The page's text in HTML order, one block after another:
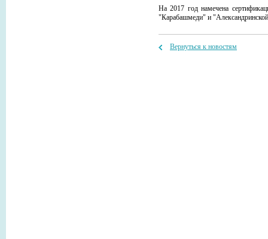
На 2017 год намечена
"Карабашмеди" и
Вернуться к новостям